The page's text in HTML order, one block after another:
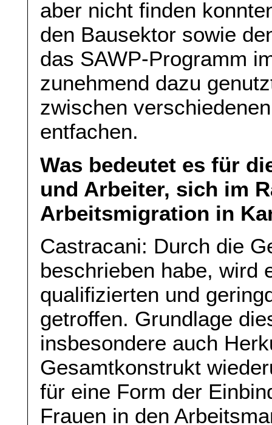
aber nicht finden
den Bausektor sowie
das SAWP-Programm
zunehmend dazu
zwischen
entfachen.
Was bedeutet es für
und Arbeiter, sich im
Arbeitsmigration in
Castracani: Durch die
beschrieben habe, wird
qualifizierten und
getroffen. Grundlage
insbesondere auch
Gesamtkonstrukt
für eine Form der
Frauen in den